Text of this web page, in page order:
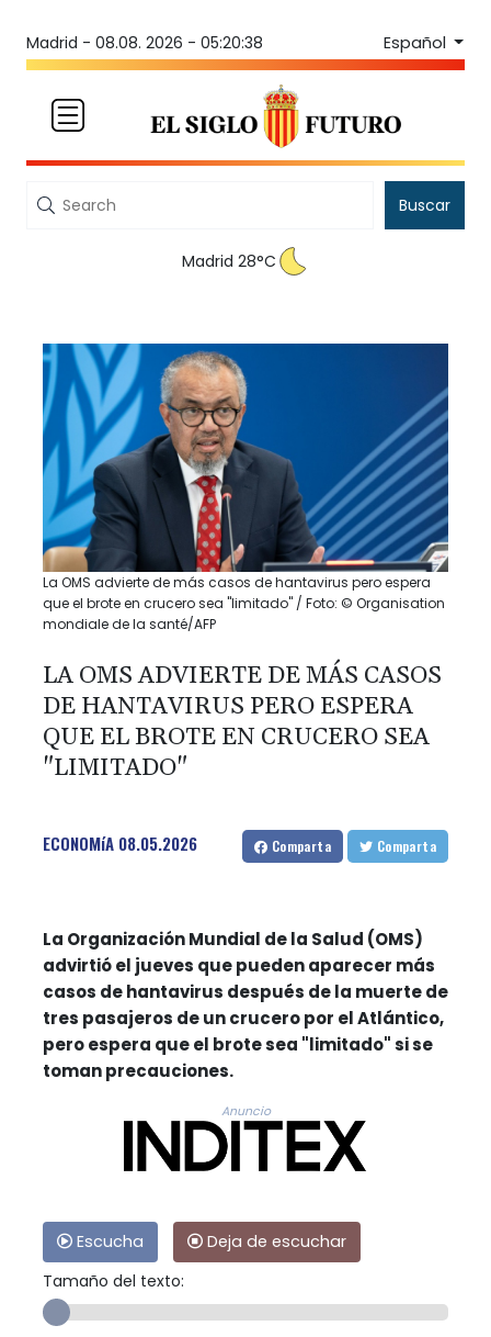
Madrid - 08.08. 2026 - 05:20:38 Español
Buscar
Madrid 28°C
La OMS advierte de más casos de hantavirus pero espera
que el brote en crucero sea "limitado" / Foto: © Organisation
mondiale de la santé/AFP
LA OMS ADVIERTE DE MÁS CASOS
DE HANTAVIRUS PERO ESPERA
QUE EL BROTE EN CRUCERO SEA
"LIMITADO"
ECONOMíA 08.05.2026 Comparta Comparta
La Organización Mundial de la Salud (OMS)
advirtió el jueves que pueden aparecer más
casos de hantavirus después de la muerte de
tres pasajeros de un crucero por el Atlántico,
pero espera que el brote sea "limitado" si se
toman precauciones.
Anuncio
Escucha
Deja de escuchar
Tamaño del texto: